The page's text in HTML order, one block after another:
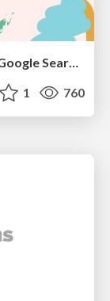
Efficient Content Optimization with Google Search Console & Apps Script
1 760